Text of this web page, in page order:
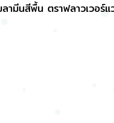
ลามีนสีพื้น ตราฟลาวเวอร์แ